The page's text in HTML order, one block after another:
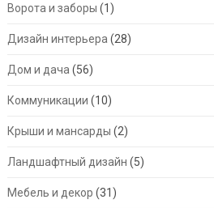
Ворота и заборы (1)
Дизайн интерьера (28)
Дом и дача (56)
Коммуникации (10)
Крыши и мансарды (2)
Ландшафтный дизайн (5)
Мебель и декор (31)